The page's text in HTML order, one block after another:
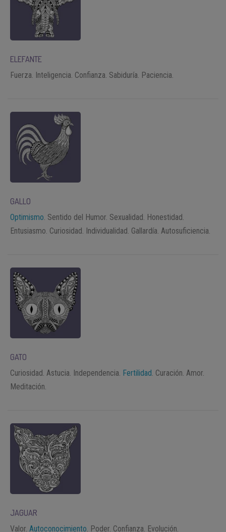
ELEFANTE
Fuerza. Inteligencia. Confianza. Sabiduría. Paciencia.
GALLO
Optimismo . Sentido del Humor. Sexualidad. Honestidad.
Entusiasmo. Curiosidad. Individualidad. Gallardía. Autosuficiencia.
GATO
Curiosidad. Astucia. Independencia. Fertilidad . Curación. Amor.
Meditación.
JAGUAR
Valor. Autoconocimiento . Poder. Confianza. Evolución.